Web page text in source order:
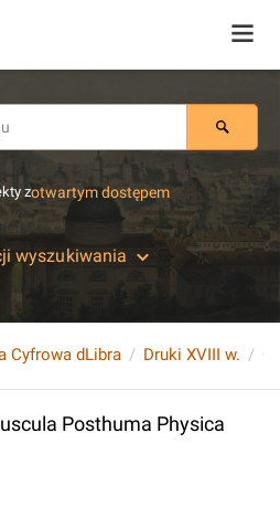
zotwartym dostępem
wyszukiwania
Cyfrowa dLibra Druki XVIII w.
Posthuma Physica